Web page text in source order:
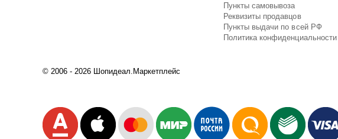
Пункты самовывоза
Реквизиты продавцов
Пункты выдачи по всей РФ
Политика конфиденциальности
© 2006 - 2026 Шопидеал.Маркетплейс